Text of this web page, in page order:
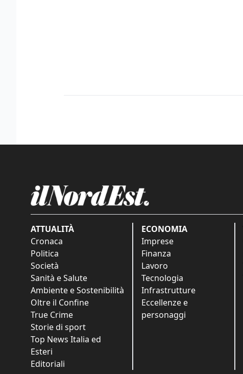
ATTUALITÀ
Cronaca
Politica
Società
Sanità e Salute
Ambiente e Sostenibilità
Oltre il Confine
True Crime
Storie di sport
Top News Italia ed
Esteri
Editoriali
ECONOMIA
Imprese
Finanza
Lavoro
Tecnologia
Infrastrutture
Eccellenze e
personaggi